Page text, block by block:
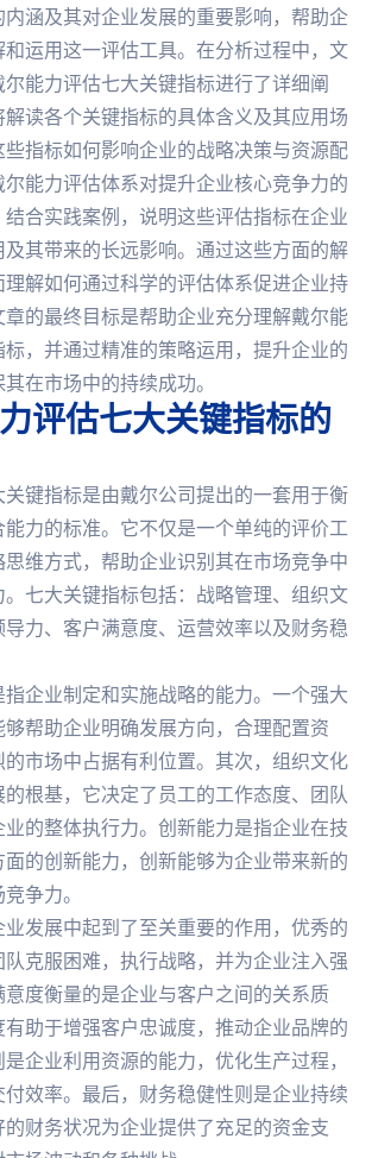
涵及其对企业发展的重要影响，帮助企
运用这一评估工具。在分析过程中，文
能力评估七大关键指标进行了详细阐
读各个关键指标的具体含义及其应用场
指标如何影响企业的战略决策与资源配
能力评估体系对提升企业核心竞争力的
合实践案例，说明这些评估指标在企业
其带来的长远影响。通过这些方面的解
解如何通过科学的评估体系促进企业持
的最终目标是帮助企业充分理解戴尔能
，并通过精准的策略运用，提升企业的
在市场中的持续成功。
评估七大关键指标的
键指标是由戴尔公司提出的一套用于衡
力的标准。它不仅是一个单纯的评价工
维方式，帮助企业识别其在市场竞争中
七大关键指标包括：战略管理、组织文
力、客户满意度、运营效率以及财务稳
企业制定和实施战略的能力。一个强大
帮助企业明确发展方向，合理配置资
市场中占据有利位置。其次，组织文化
根基，它决定了员工的工作态度、团队
的整体执行力。创新能力是指企业在技
的创新能力，创新能够为企业带来新的
争力。
业发展中起到了至关重要的作用，优秀的
克服困难，执行战略，并为企业注入强
度衡量的是企业与客户之间的关系质
助于增强客户忠诚度，推动企业品牌的
企业利用资源的能力，优化生产过程，
效率。最后，财务稳健性则是企业持续
财务状况为企业提供了充足的资金支